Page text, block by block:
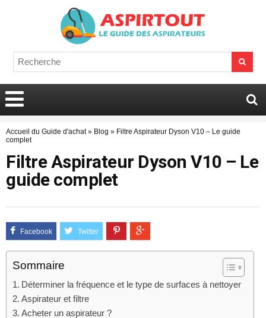
Accueil du Guide d'achat» Blog » Filtre Aspirateur Dyson V10 – Le guide
complet
Filtre Aspirateur Dyson V10 – Le
guide complet
Sommaire
Déterminer la fréquence et le type de surfaces à nettoyer
Aspirateur et filtre
Acheter un aspirateur ?